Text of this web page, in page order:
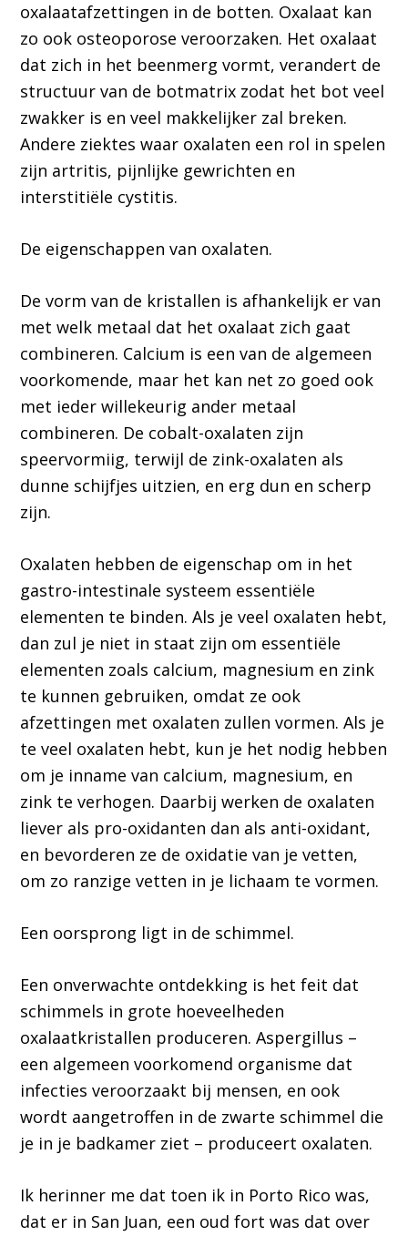
oxalaatafzettingen in de botten. Oxalaat kan
zo ook osteoporose veroorzaken. Het oxalaat
dat zich in het beenmerg vormt, verandert de
structuur van de botmatrix zodat het bot veel
zwakker is en veel makkelijker zal breken.
Andere ziektes waar oxalaten een rol in spelen
zijn artritis, pijnlijke gewrichten en
interstitiële cystitis.
De eigenschappen van oxalaten.
De vorm van de kristallen is afhankelijk er van
met welk metaal dat het oxalaat zich gaat
combineren. Calcium is een van de algemeen
voorkomende, maar het kan net zo goed ook
met ieder willekeurig ander metaal
combineren. De cobalt-oxalaten zijn
speervormiig, terwijl de zink-oxalaten als
dunne schijfjes uitzien, en erg dun en scherp
zijn.
Oxalaten hebben de eigenschap om in het
gastro-intestinale systeem essentiële
elementen te binden. Als je veel oxalaten hebt,
dan zul je niet in staat zijn om essentiële
elementen zoals calcium, magnesium en zink
te kunnen gebruiken, omdat ze ook
afzettingen met oxalaten zullen vormen. Als je
te veel oxalaten hebt, kun je het nodig hebben
om je inname van calcium, magnesium, en
zink te verhogen. Daarbij werken de oxalaten
liever als pro-oxidanten dan als anti-oxidant,
en bevorderen ze de oxidatie van je vetten,
om zo ranzige vetten in je lichaam te vormen.
Een oorsprong ligt in de schimmel.
Een onverwachte ontdekking is het feit dat
schimmels in grote hoeveelheden
oxalaatkristallen produceren. Aspergillus –
een algemeen voorkomend organisme dat
infecties veroorzaakt bij mensen, en ook
wordt aangetroffen in de zwarte schimmel die
je in je badkamer ziet – produceert oxalaten.
Ik herinner me dat toen ik in Porto Rico was,
dat er in San Juan, een oud fort was dat over